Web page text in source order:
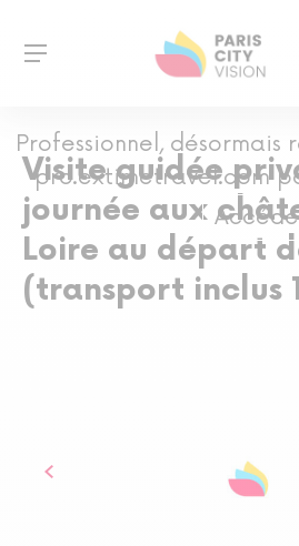
Professionnel, désormais
pro.extimetravel.com
Visite guidée
journée aux
Loire au départ
(transport inclus